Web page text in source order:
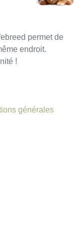
permet de
endroit.
!
générales